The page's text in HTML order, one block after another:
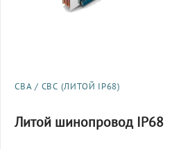
СВА / СВС (ЛИТОЙ IP68)
Литой шинопровод IP68